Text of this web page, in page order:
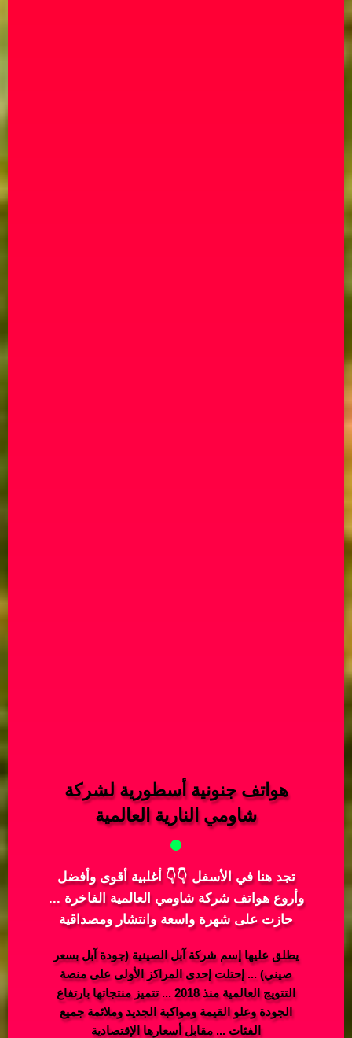
هواتف جنونية أسطورية لشركة
شاومي النارية العالمية
تجد هنا في الأسفل 👇👇 أغلبية أقوى وأفضل
وأروع هواتف شركة شاومي العالمية الفاخرة ...
حازت على شهرة واسعة وانتشار ومصداقية
يطلق عليها إسم شركة آبل الصينية (جودة آبل بسعر
صيني) ... إحتلت إحدى المراكز الأولى على منصة
التتويج العالمية منذ 2018 ... تتميز منتجاتها بارتفاع
الجودة وعلو القيمة ومواكبة الجديد وملائمة جميع
الفئات ... مقابل أسعارها الإقتصادية